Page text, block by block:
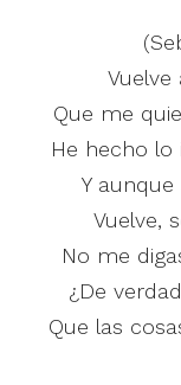
Que me
He hecho
Y
Vuelve,
No me
¿De
Que las